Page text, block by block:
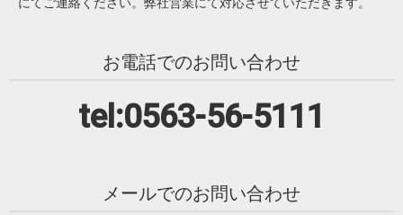
お電話でのお問い合わせ
tel:0563-56-5111
メールでのお問い合わせ